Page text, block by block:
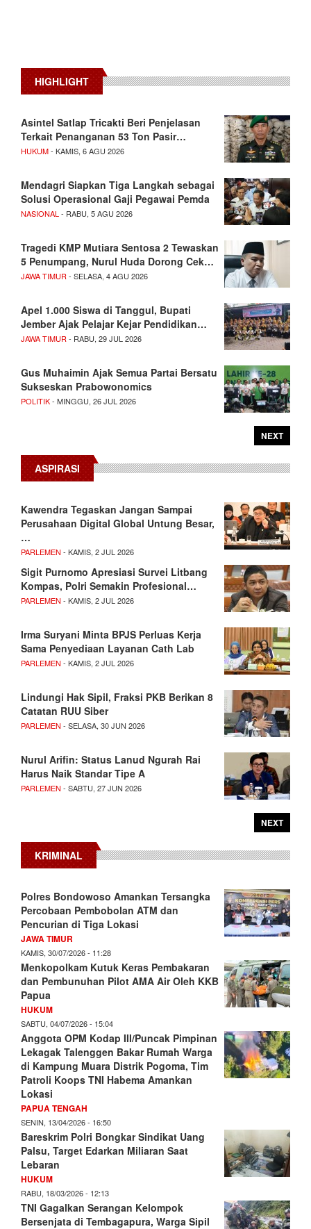
HIGHLIGHT
Asintel Satlap Tricakti Beri Penjelasan
Terkait Penanganan 53 Ton Pasir…
HUKUM- KAMIS, 6 AGU 2026
Mendagri Siapkan Tiga Langkah sebagai
Solusi Operasional Gaji Pegawai Pemda
NASIONAL - RABU, 5 AGU 2026
Tragedi KMP Mutiara Sentosa 2 Tewaskan
5 Penumpang, Nurul Huda Dorong Cek…
JAWA TIMUR - SELASA, 4 AGU 2026
Apel 1.000 Siswa di Tanggul, Bupati
Jember Ajak Pelajar Kejar Pendidikan…
JAWA TIMUR - RABU, 29 JUL 2026
Gus Muhaimin Ajak Semua Partai Bersatu
Sukseskan Prabowonomics
POLITIK- MINGGU, 26 JUL 2026
NEXT
ASPIRASI
Kawendra Tegaskan Jangan Sampai
Perusahaan Digital Global Untung Besar,
…
PARLEMEN - KAMIS, 2 JUL 2026
Sigit Purnomo Apresiasi Survei Litbang
Kompas, Polri Semakin Profesional…
PARLEMEN - KAMIS, 2 JUL 2026
Irma Suryani Minta BPJS Perluas Kerja
Sama Penyediaan Layanan Cath Lab
PARLEMEN - KAMIS, 2 JUL 2026
Lindungi Hak Sipil, Fraksi PKB Berikan 8
Catatan RUU Siber
PARLEMEN - SELASA, 30 JUN 2026
Nurul Arifin: Status Lanud Ngurah Rai
Harus Naik Standar Tipe A
PARLEMEN - SABTU, 27 JUN 2026
NEXT
KRIMINAL
Polres Bondowoso Amankan Tersangka
Percobaan Pembobolan ATM dan
Pencurian di Tiga Lokasi
JAWA TIMUR
KAMIS, 30/07/2026 - 11:28
Menkopolkam Kutuk Keras Pembakaran
dan Pembunuhan Pilot AMA Air Oleh KKB
Papua
HUKUM
SABTU, 04/07/2026 - 15:04
Anggota OPM Kodap III/Puncak Pimpinan
Lekagak Talenggen Bakar Rumah Warga
di Kampung Muara Distrik Pogoma, Tim
Patroli Koops TNI Habema Amankan
Lokasi
PAPUA TENGAH
SENIN, 13/04/2026 - 16:50
Bareskrim Polri Bongkar Sindikat Uang
Palsu, Target Edarkan Miliaran Saat
Lebaran
HUKUM
RABU, 18/03/2026 - 12:13
TNI Gagalkan Serangan Kelompok
Bersenjata di Tembagapura, Warga Sipil